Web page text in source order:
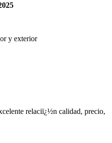
y exterior
relaciï¿½n calidad, precio,